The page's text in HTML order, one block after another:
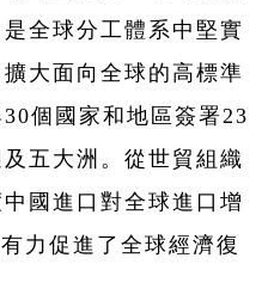
全球分工體系中堅實
大面向全球的高標準
個國家和地區簽署23
五大洲。從世貿組織
國進口對全球進口增
力促進了全球經濟復